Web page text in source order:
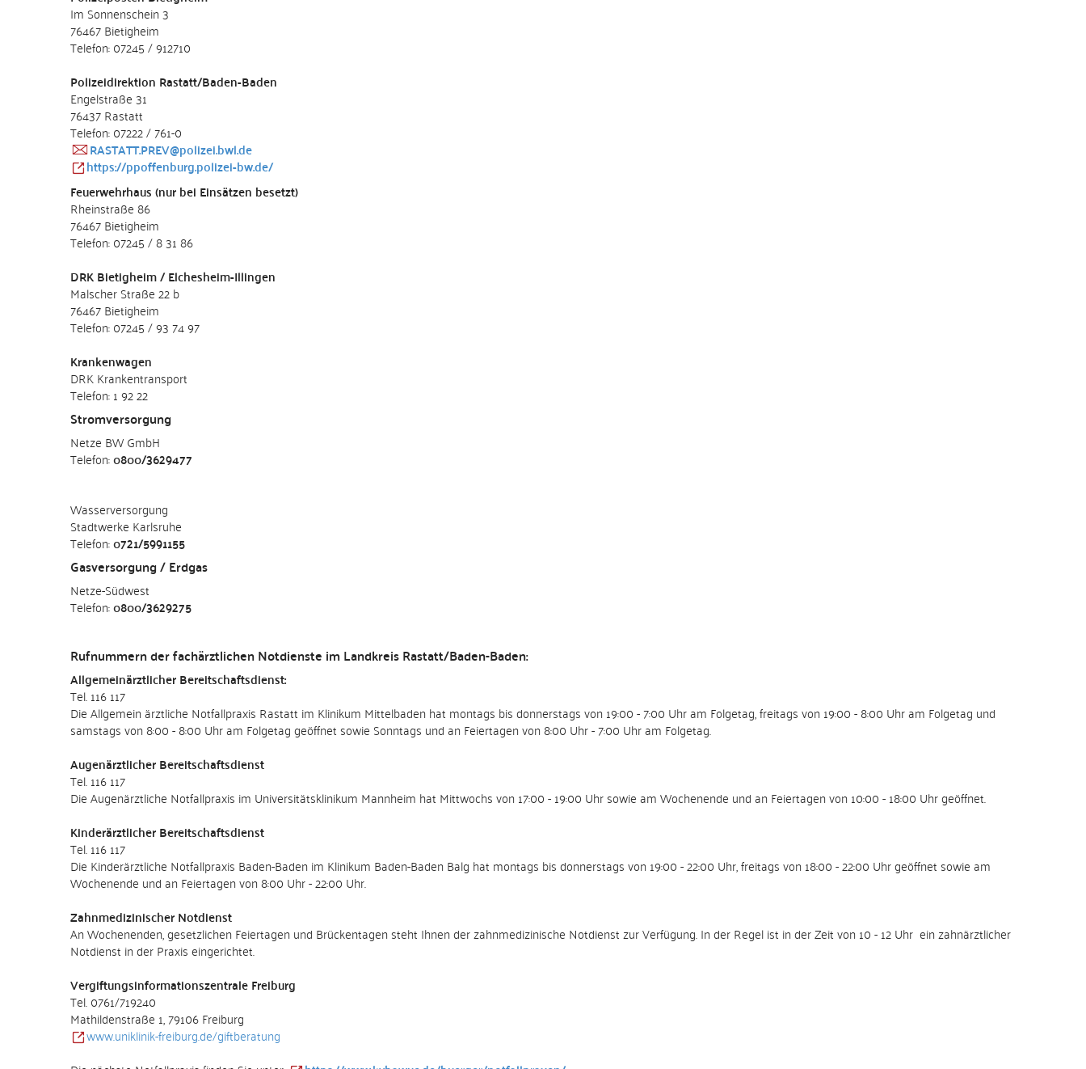
Im Sonnenschein 3
76467 Bietigheim
Telefon: 07245 / 912710
Polizeidirektion Rastatt/Baden-Baden
Engelstraße 31
76437 Rastatt
Telefon: 07222 / 761-0
RASTATT.PREV@polizei.bwl.de
https://ppoffenburg.polizei-bw.de/
Feuerwehrhaus (nur bei Einsätzen besetzt)
Rheinstraße 86
76467 Bietigheim
Telefon: 07245 / 8 31 86
DRK Bietigheim / Elchesheim-Illingen
Malscher Straße 22 b
76467 Bietigheim
Telefon: 07245 / 93 74 97
Krankenwagen
DRK Krankentransport
Telefon: 1 92 22
Stromversorgung
Netze BW GmbH
Telefon:0800/3629477
Wasserversorgung
Stadtwerke Karlsruhe
Telefon:0721/5991155
Gasversorgung / Erdgas
Netze-Südwest
Telefon:0800/3629275
Rufnummern der fachärztlichen Notdienste im Landkreis Rastatt/Baden-Baden:
Allgemeinärztlicher Bereitschaftsdienst:
Tel. 116 117
Die Allgemein ärztliche Notfallpraxis Rastatt im Klinikum Mittelbaden hat montags bis donnerstags von 19:00 - 7:00 Uhr am Folgetag, freitags von 19:00 - 8:00 Uhr am Folgetag und
samstags von 8:00 - 8:00 Uhr am Folgetag geöffnet sowie Sonntags und an Feiertagen von 8:00 Uhr - 7:00 Uhr am Folgetag.
Augenärztlicher Bereitschaftsdienst
Tel. 116 117
Die Augenärztliche Notfallpraxis im Universitätsklinikum Mannheim hat Mittwochs von 17:00 - 19:00 Uhr sowie am Wochenende und an Feiertagen von 10:00 - 18:00 Uhr geöffnet.
Kinderärztlicher Bereitschaftsdienst
Tel. 116 117
Die Kinderärztliche Notfallpraxis Baden-Baden im Klinikum Baden-Baden Balg hat montags bis donnerstags von 19:00 - 22:00 Uhr, freitags von 18:00 - 22:00 Uhr geöffnet sowie am
Wochenende und an Feiertagen von 8:00 Uhr - 22:00 Uhr.
Zahnmedizinischer Notdienst
An Wochenenden, gesetzlichen Feiertagen und Brückentagen steht Ihnen der zahnmedizinische Notdienst zur Verfügung. In der Regel ist in der Zeit von 10 - 12 Uhr ein zahnärztlicher
Notdienst in der Praxis eingerichtet.
Vergiftungsinformationszentrale Freiburg
Tel. 0761/719240
Mathildenstraße 1, 79106 Freiburg
www.uniklinik-freiburg.de/giftberatung